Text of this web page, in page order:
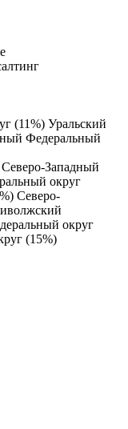
(11%) Уральский
Федеральный
Северо-Западный
округ
Северо-
округ
(15%)